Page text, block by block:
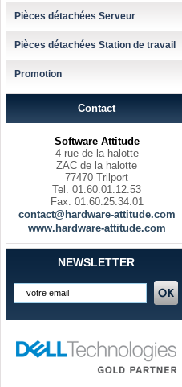
Pièces détachées Serveur
Pièces détachées Station de travail
Promotion
Contact
Software Attitude
4 rue de la halotte
ZAC de la halotte
77470 Trilport
Tel. 01.60.01.12.53
Fax. 01.60.25.34.01
contact@hardware-attitude.com
www.hardware-attitude.com
NEWSLETTER